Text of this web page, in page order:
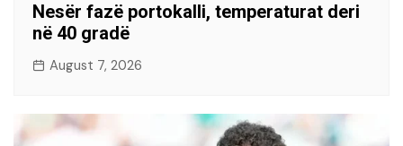
Nesër fazë portokalli, temperaturat deri
në 40 gradë
August 7, 2026